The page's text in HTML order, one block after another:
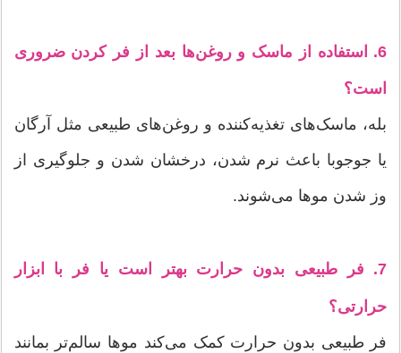
6. استفاده از ماسک و روغن‌ها بعد از فر کردن ضروری
است؟
بله، ماسک‌های تغذیه‌کننده و روغن‌های طبیعی مثل آرگان
یا جوجوبا باعث نرم شدن، درخشان شدن و جلوگیری از
وز شدن موها می‌شوند.
7. فر طبیعی بدون حرارت بهتر است یا فر با ابزار
حرارتی؟
فر طبیعی بدون حرارت کمک می‌کند موها سالم‌تر بمانند